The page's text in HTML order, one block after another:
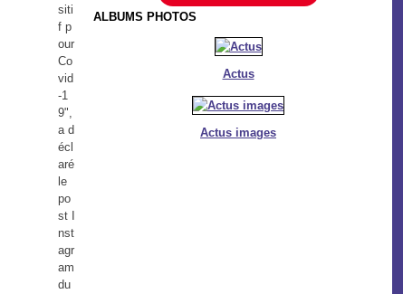
siti
f p
our
Co
vid
-1
9",
a d
écl
aré
le
po
st I
nst
agr
am
du
ALBUMS PHOTOS
Actus
Actus images